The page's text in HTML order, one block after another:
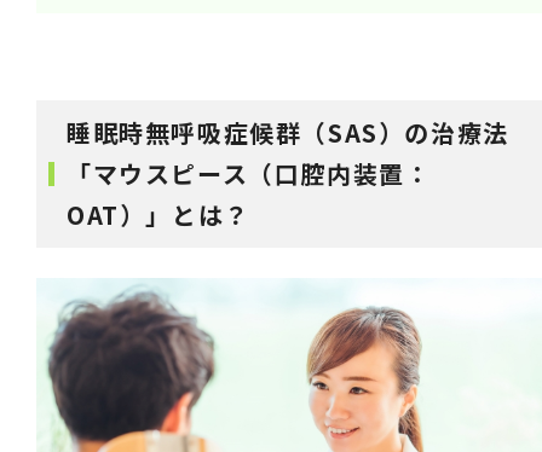
睡眠時無呼吸症候群（SAS）の治療法
「マウスピース（口腔内装置：
OAT）」とは？